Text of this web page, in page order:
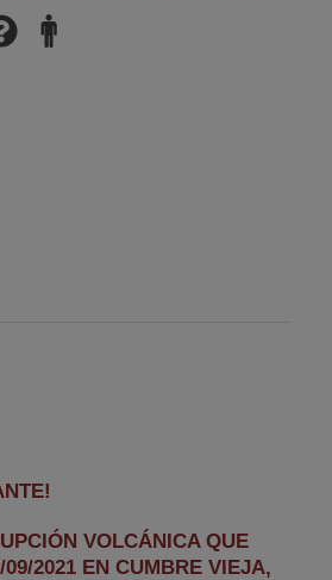
VOLCÁNICA QUE
2021 EN CUMBRE VIEJA,